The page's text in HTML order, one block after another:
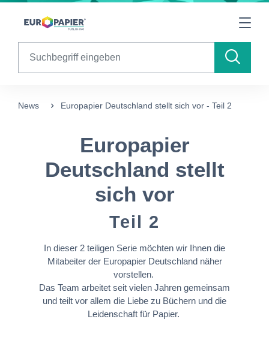
Table Of Content
Europapier Deutschland stellt sich vor
News Europapier Deutschland stellt sich vor - Teil 2
Europapier
Deutschland stellt
sich vor
Teil 2
In dieser 2 teiligen Serie möchten wir Ihnen die
Mitabeiter der Europapier Deutschland näher
vorstellen.
Das Team arbeitet seit vielen Jahren gemeinsam
und teilt vor allem die Liebe zu Büchern und die
Leidenschaft für Papier.